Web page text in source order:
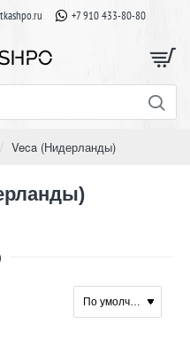
+7 910 433-80-80
Veca (Нидерланды)